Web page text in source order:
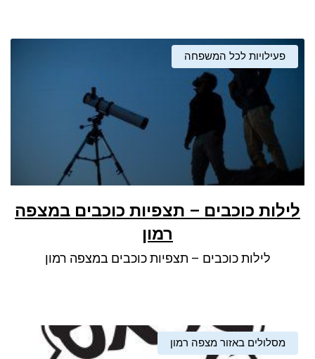
פעילויות לכל המשפחה
לילות כוכבים – תצפיות כוכבים במצפה
רמון‎
לילות כוכבים – תצפיות כוכבים במצפה רמון‎
מסלולים באזור מצפה רמון